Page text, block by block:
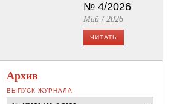
№ 4/2026
Май / 2026
ЧИТАТЬ
Архив
ВЫПУСК ЖУРНАЛА